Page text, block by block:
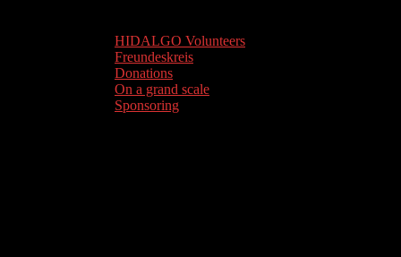
HIDALGO Volunteers
Freundeskreis
Donations
On a grand scale
Sponsoring